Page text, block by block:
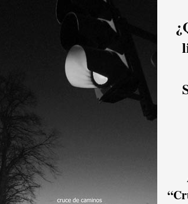
por la musica de Urbano ,referente absoluto de
hacer